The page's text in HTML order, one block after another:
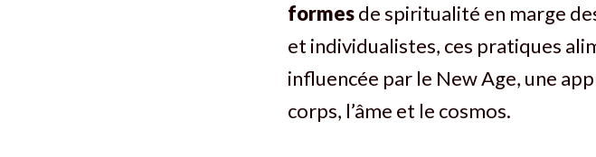
formesde spiritualité en marge
et individualistes, ces pratiques
influencée par le New Age, une
corps, l’âme et le cosmos.